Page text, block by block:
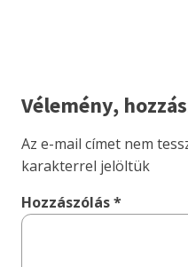
Vélemény,
Az e-mail címet nem
karakterrel jelöltük
Hozzászólás*